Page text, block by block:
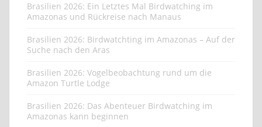
Brasilien 2026: Ein Letztes Mal Birdwatching im
Amazonas und Rückreise nach Manaus
Brasilien 2026: Birdwatchting im Amazonas – Auf der
Suche nach den Aras
Brasilien 2026: Vogelbeobachtung rund um die
Amazon Turtle Lodge
Brasilien 2026: Das Abenteuer Birdwatching im
Amazonas kann beginnen